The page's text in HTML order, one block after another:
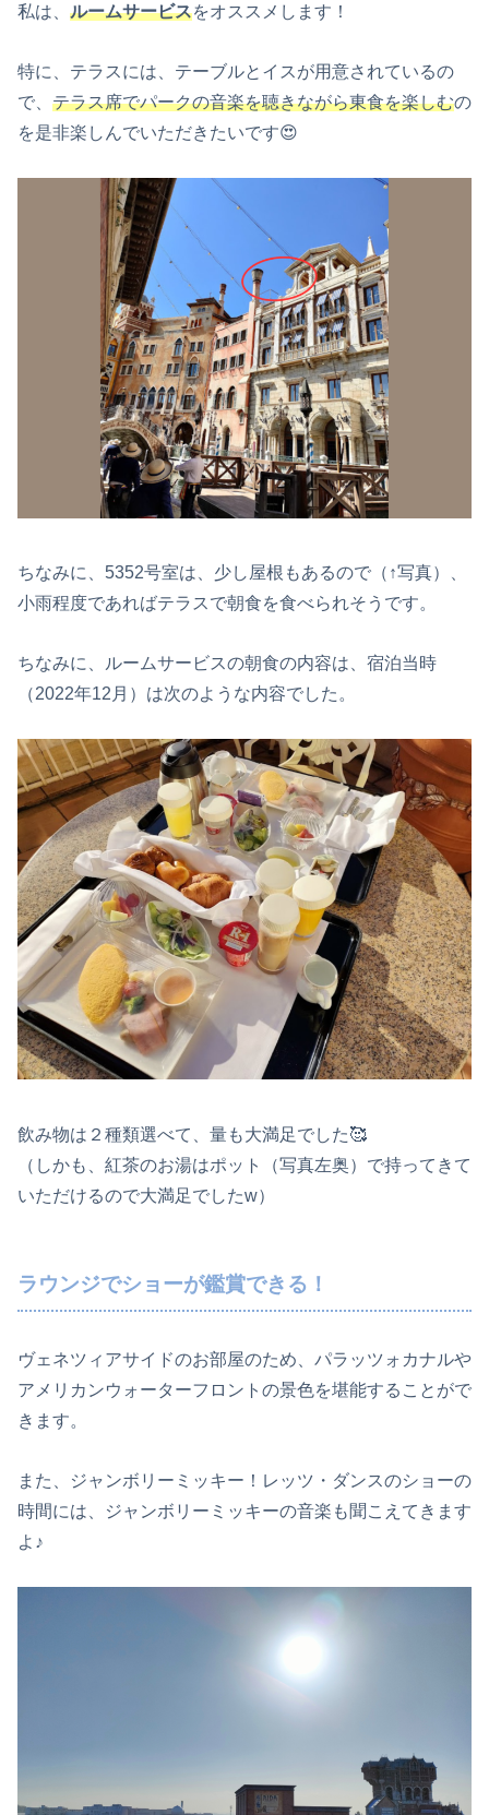
私は、 ルームサービスをオススメします！
特に、テラスには、テーブルとイスが用意されているの
で、 テラス席でパークの音楽を聴きながら東食を楽しむの
を是非楽しんでいただきたいです😍
ちなみに、5352号室は、少し屋根もあるので（↑写真）、
小雨程度であればテラスで朝食を食べられそうです。
ちなみに、ルームサービスの朝食の内容は、宿泊当時
（2022年12月）は次のような内容でした。
飲み物は２種類選べて、量も大満足でした🥰
（しかも、紅茶のお湯はポット（写真左奥）で持ってきて
いただけるので大満足でしたw）
ラウンジでショーが鑑賞できる！
ヴェネツィアサイドのお部屋のため、パラッツォカナルや
アメリカンウォーターフロントの景色を堪能することがで
きます。
また、ジャンボリーミッキー！レッツ・ダンスのショーの
時間には、ジャンボリーミッキーの音楽も聞こえてきます
よ♪